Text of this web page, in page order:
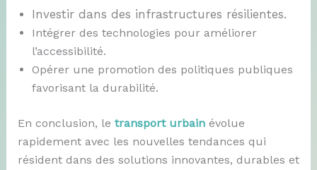
Investir dans des infrastructures résilientes.
Intégrer des technologies pour améliorer
l’accessibilité.
Opérer une promotion des politiques publiques
favorisant la durabilité.
En conclusion, le transport urbainévolue
rapidement avec les nouvelles tendances qui
résident dans des solutions innovantes, durables et